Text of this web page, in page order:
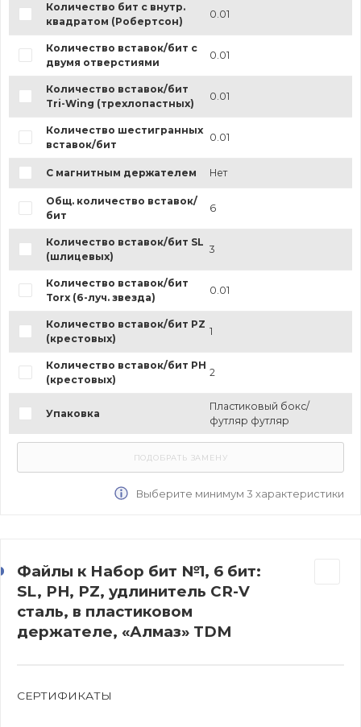
Количество бит с внутр.
квадратом (Робертсон)
0.01
Количество вставок/бит с
двумя отверстиями
0.01
Количество вставок/бит
Tri-Wing (трехлопастных)
0.01
Количество шестигранных
вставок/бит
0.01
С магнитным держателем Нет
Общ. количество вставок/
бит
6
Количество вставок/бит SL
(шлицевых)
3
Количество вставок/бит
Torx (6-луч. звезда)
0.01
Количество вставок/бит PZ
(крестовых)
1
Количество вставок/бит PH
(крестовых)
2
Упаковка
Пластиковый бокс/
футляр футляр
Выберите минимум 3 характеристики
Файлы к Набор бит №1, 6 бит:
SL, PH, PZ, удлинитель CR-V
сталь, в пластиковом
держателе, «Алмаз» TDM
СЕРТИФИКАТЫ